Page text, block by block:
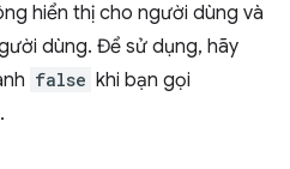
hiển thị cho người dùng và
dùng. Để sử dụng, hãy
false khi bạn gọi
.